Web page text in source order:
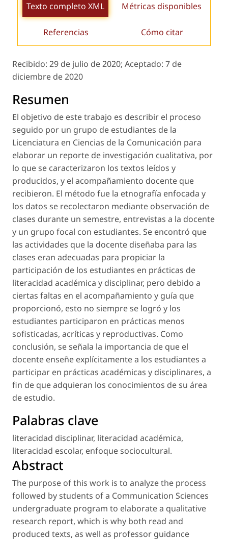
Texto completo XML Métricas disponibles
Referencias Cómo citar
Recibido: 29 de julio de 2020; Aceptado: 7 de
diciembre de 2020
Resumen
El objetivo de este trabajo es describir el proceso
seguido por un grupo de estudiantes de la
Licenciatura en Ciencias de la Comunicación para
elaborar un reporte de investigación cualitativa, por
lo que se caracterizaron los textos leídos y
producidos, y el acompañamiento docente que
recibieron. El método fue la etnografía enfocada y
los datos se recolectaron mediante observación de
clases durante un semestre, entrevistas a la docente
y un grupo focal con estudiantes. Se encontró que
las actividades que la docente diseñaba para las
clases eran adecuadas para propiciar la
participación de los estudiantes en prácticas de
literacidad académica y disciplinar, pero debido a
ciertas faltas en el acompañamiento y guía que
proporcionó, esto no siempre se logró y los
estudiantes participaron en prácticas menos
sofisticadas, acríticas y reproductivas. Como
conclusión, se señala la importancia de que el
docente enseñe explícitamente a los estudiantes a
participar en prácticas académicas y disciplinares, a
fin de que adquieran los conocimientos de su área
de estudio.
Palabras clave
literacidad disciplinar, literacidad académica,
literacidad escolar, enfoque sociocultural.
Abstract
The purpose of this work is to analyze the process
followed by students of a Communication Sciences
undergraduate program to elaborate a qualitative
research report, which is why both read and
produced texts, as well as professor guidance